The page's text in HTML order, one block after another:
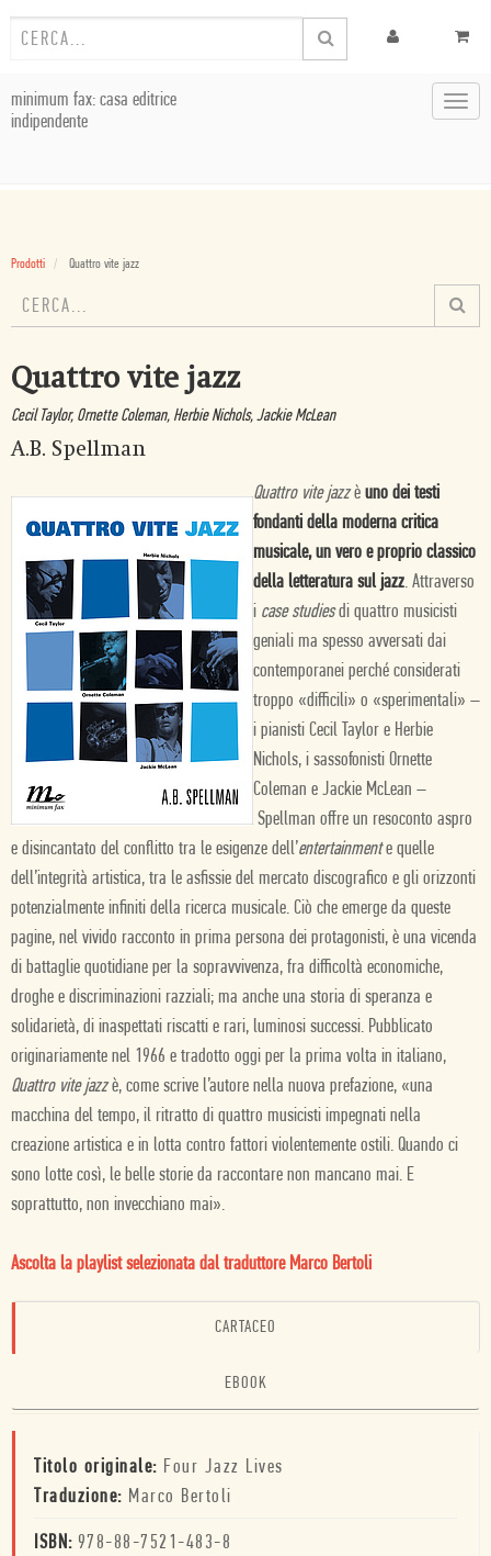
minimum fax: casa editrice
indipendente
Prodotti Quattro vite jazz
Quattro vite jazz
Cecil Taylor, Ornette Coleman, Herbie Nichols, Jackie McLean
A.B. Spellman
Quattro vite jazzè uno dei testi
fondanti della moderna critica
musicale, un vero e proprio classico
della letteratura sul jazz. Attraverso
i case studiesdi quattro musicisti
geniali ma spesso avversati dai
contemporanei perché considerati
troppo «difficili» o «sperimentali» –
i pianisti Cecil Taylor e Herbie
Nichols, i sassofonisti Ornette
Coleman e Jackie McLean –
Spellman offre un resoconto aspro
e disincantato del conflitto tra le esigenze dell’entertainmente quelle
dell’integrità artistica, tra le asfissie del mercato discografico e gli orizzonti
potenzialmente infiniti della ricerca musicale. Ciò che emerge da queste
pagine, nel vivido racconto in prima persona dei protagonisti, è una vicenda
di battaglie quotidiane per la sopravvivenza, fra difficoltà economiche,
droghe e discriminazioni razziali; ma anche una storia di speranza e
solidarietà, di inaspettati riscatti e rari, luminosi successi. Pubblicato
originariamente nel 1966 e tradotto oggi per la prima volta in italiano,
Quattro vite jazzè, come scrive l’autore nella nuova prefazione, «una
macchina del tempo, il ritratto di quattro musicisti impegnati nella
creazione artistica e in lotta contro fattori violentemente ostili. Quando ci
sono lotte così, le belle storie da raccontare non mancano mai. E
soprattutto, non invecchiano mai».
Ascolta la playlist selezionata dal traduttore Marco Bertoli
CARTACEO
EBOOK
Titolo originale: Four Jazz Lives
Traduzione: Marco Bertoli
ISBN: 978-88-7521-483-8